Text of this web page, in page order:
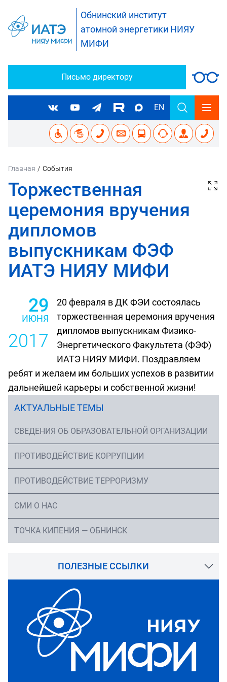
Обнинский институт
атомной энергетики НИЯУ
МИФИ
Письмо директору
EN
Главная / События
Торжественная
церемония вручения
дипломов
выпускникам ФЭФ
ИАТЭ НИЯУ МИФИ
29
ИЮНЯ
2017
20 февраля в ДК ФЭИ состоялась
торжественная церемония вручения
дипломов выпускникам Физико-
Энергетического Факультета (ФЭФ)
ИАТЭ НИЯУ МИФИ. Поздравляем
ребят и желаем им больших успехов в развитии
дальнейшей карьеры и собственной жизни!
АКТУАЛЬНЫЕ ТЕМЫ
СВЕДЕНИЯ ОБ ОБРАЗОВАТЕЛЬНОЙ ОРГАНИЗАЦИИ
ПРОТИВОДЕЙСТВИЕ КОРРУПЦИИ
ПРОТИВОДЕЙСТВИЕ ТЕРРОРИЗМУ
СМИ О НАС
ТОЧКА КИПЕНИЯ — ОБНИНСК
ПОЛЕЗНЫЕ ССЫЛКИ